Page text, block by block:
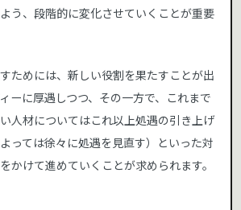
う、段階的に変化させていくことが重要
ためには、新しい役割を果たすことが出
ーに厚遇しつつ、その一方で、これまで
人材についてはこれ以上処遇の引き上げ
っては徐々に処遇を見直す）といった対
かけて進めていくことが求められます。